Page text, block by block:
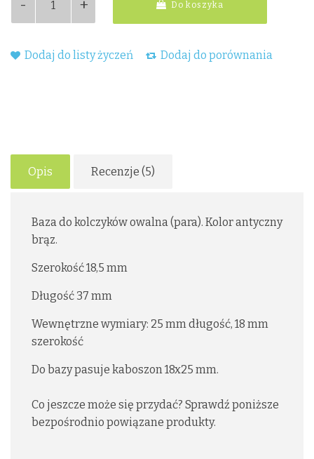
Do koszyka
Dodaj do listy życzeń Dodaj do porównania
Opis Recenzje (5)
Baza do kolczyków owalna (para). Kolor antyczny
brąz.
Szerokość 18,5 mm
Długość 37 mm
Wewnętrzne wymiary: 25 mm długość, 18 mm
szerokość
Do bazy pasuje kaboszon 18x25 mm.
Co jeszcze może się przydać? Sprawdź poniższe
bezpośrodnio powiązane produkty.